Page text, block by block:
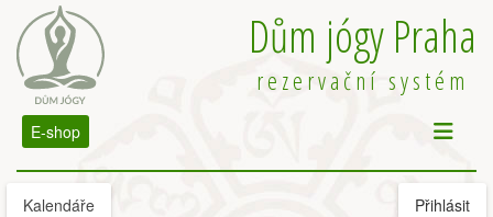
Dům jógy Praha
rezervační systém
E-shop
Kalendáře Přihlásit